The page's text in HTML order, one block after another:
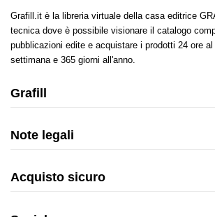
Grafill.it è la libreria virtuale della casa editrice
tecnica dove è possibile visionare il catalogo
pubblicazioni edite e acquistare i prodotti 24 ore
settimana e 365 giorni all'anno.
Grafill
Note legali
Acquisto sicuro